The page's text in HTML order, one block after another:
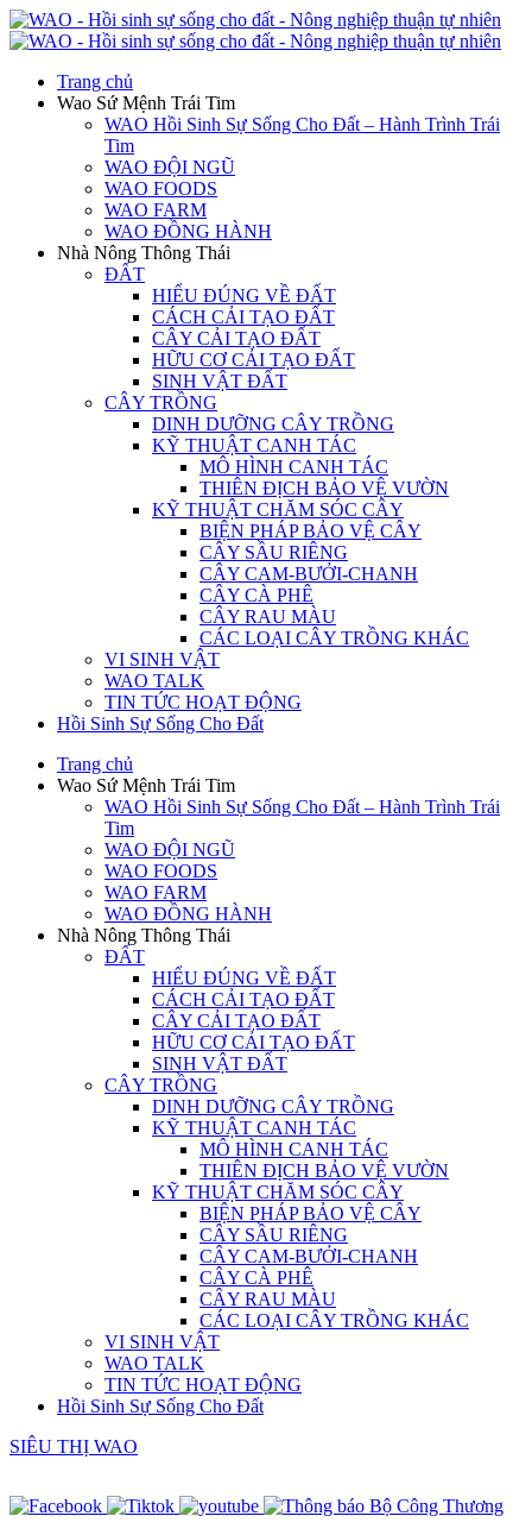
Trang chủ
Wao Sứ Mệnh Trái Tim
WAO Hồi Sinh Sự Sống Cho Đất – Hành Trình Trái
Tim
WAO ĐỘI NGŨ
WAO FOODS
WAO FARM
WAO ĐỒNG HÀNH
Nhà Nông Thông Thái
ĐẤT
HIỂU ĐÚNG VỀ ĐẤT
CÁCH CẢI TẠO ĐẤT
CÂY CẢI TẠO ĐẤT
HỮU CƠ CẢI TẠO ĐẤT
SINH VẬT ĐẤT
CÂY TRỒNG
DINH DƯỠNG CÂY TRỒNG
KỸ THUẬT CANH TÁC
MÔ HÌNH CANH TÁC
THIÊN ĐỊCH BẢO VỆ VƯỜN
KỸ THUẬT CHĂM SÓC CÂY
BIỆN PHÁP BẢO VỆ CÂY
CÂY SẦU RIÊNG
CÂY CAM-BƯỞI-CHANH
CÂY CÀ PHÊ
CÂY RAU MÀU
CÁC LOẠI CÂY TRỒNG KHÁC
VI SINH VẬT
WAO TALK
TIN TỨC HOẠT ĐỘNG
Hồi Sinh Sự Sống Cho Đất
Trang chủ
Wao Sứ Mệnh Trái Tim
WAO Hồi Sinh Sự Sống Cho Đất – Hành Trình Trái
Tim
WAO ĐỘI NGŨ
WAO FOODS
WAO FARM
WAO ĐỒNG HÀNH
Nhà Nông Thông Thái
ĐẤT
HIỂU ĐÚNG VỀ ĐẤT
CÁCH CẢI TẠO ĐẤT
CÂY CẢI TẠO ĐẤT
HỮU CƠ CẢI TẠO ĐẤT
SINH VẬT ĐẤT
CÂY TRỒNG
DINH DƯỠNG CÂY TRỒNG
KỸ THUẬT CANH TÁC
MÔ HÌNH CANH TÁC
THIÊN ĐỊCH BẢO VỆ VƯỜN
KỸ THUẬT CHĂM SÓC CÂY
BIỆN PHÁP BẢO VỆ CÂY
CÂY SẦU RIÊNG
CÂY CAM-BƯỞI-CHANH
CÂY CÀ PHÊ
CÂY RAU MÀU
CÁC LOẠI CÂY TRỒNG KHÁC
VI SINH VẬT
WAO TALK
TIN TỨC HOẠT ĐỘNG
Hồi Sinh Sự Sống Cho Đất
SIÊU THỊ WAO